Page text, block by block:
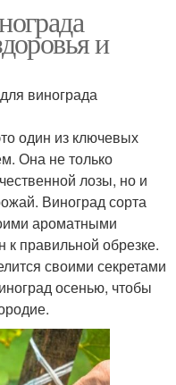
и
винограда
один из ключевых
Она не только
лозы, но и
Виноград сорта
ароматными
к правильной обрезке.
своими секретами
осенью, чтобы